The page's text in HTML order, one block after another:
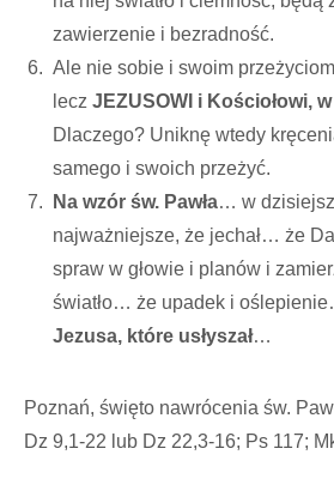
zawierzenie i bezradność.
Ale nie sobie i swoim
lecz JEZUSOWI i Kościołowi,
Dlaczego? Uniknę wtedy
samego i swoich przeżyć.
Na wzór św. Pawła… w
najważniejsze, że jechał… że
spraw w głowie i planów i
światło… że upadek i
Jezusa, które usłyszał…
Poznań, święto nawrócenia św.
Dz 9,1-22 lub Dz 22,3-16; Ps 117;